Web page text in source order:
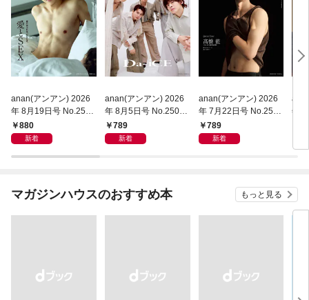
anan(アンアン) 2026
年 8月19日号 No.2507
[愛とSEX]
880
新着
anan(アンアン) 2026
年 8月5日号 No.2506
増刊 スペシャルエデ
ィション[夏のチャージ
789
新着
anan(アンアン) 2026
年 7月22日号 No.2504
増刊 スペシャルエデ
ィション[整う腸活202
789
新着
年
タ
マガジンハウスのおすすめ本 もっと見る